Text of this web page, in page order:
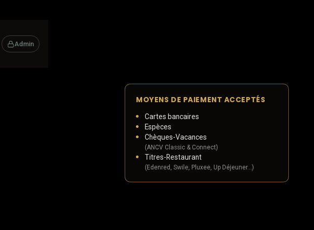
Admin
MOYENS DE PAIEMENT ACCEPTÉS
Cartes bancaires
Espèces
Chèques-Vacances
(ANCV Classic & Connect)
Titres-Restaurant
(Edenred, Swile, Pluxee, Up Déjeuner…)